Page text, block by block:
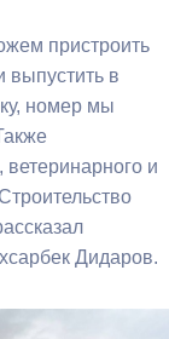
пристроить
выпустить в
номер мы
ветеринарного и
Дидаров.